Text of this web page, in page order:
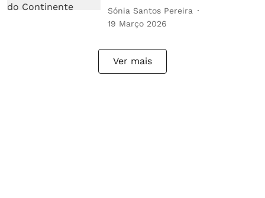
Sónia Santos Pereira
19 Março 2026
Ver mais